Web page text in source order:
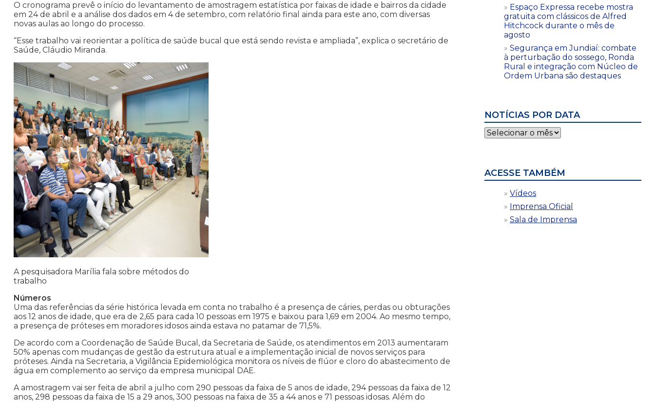
O cronograma prevê o início do levantamento de amostragem estatística por faixas de idade e bairros da cidade
em 24 de abril e a análise dos dados em 4 de setembro, com relatório final ainda para este ano, com diversas
novas aulas ao longo do processo.
“Esse trabalho vai reorientar a política de saúde bucal que está sendo revista e ampliada”, explica o secretário de
Saúde, Cláudio Miranda.
A pesquisadora Marília fala sobre métodos do
trabalho
Números
Uma das referências da série histórica levada em conta no trabalho é a presença de cáries, perdas ou obturações
aos 12 anos de idade, que era de 2,65 para cada 10 pessoas em 1975 e baixou para 1,69 em 2004. Ao mesmo tempo,
a presença de próteses em moradores idosos ainda estava no patamar de 71,5%.
De acordo com a Coordenação de Saúde Bucal, da Secretaria de Saúde, os atendimentos em 2013 aumentaram
50% apenas com mudanças de gestão da estrutura atual e a implementação inicial de novos serviços para
próteses. Ainda na Secretaria, a Vigilância Epidemiológica monitora os níveis de flúor e cloro do abastecimento de
água em complemento ao serviço da empresa municipal DAE.
A amostragem vai ser feita de abril a julho com 290 pessoas da faixa de 5 anos de idade, 294 pessoas da faixa de 12
anos, 298 pessoas da faixa de 15 a 29 anos, 300 pessoas na faixa de 35 a 44 anos e 71 pessoas idosas. Além do
Espaço Expressa recebe mostra
gratuita com clássicos de Alfred
Hitchcock durante o mês de
agosto
Segurança em Jundiaí: combate
à perturbação do sossego, Ronda
Rural e integração com Núcleo de
Ordem Urbana são destaques
NOTÍCIAS POR DATA
Notícias
por
ACESSE TAMBÉM
Vídeos
Imprensa Oficial
Sala de Imprensa